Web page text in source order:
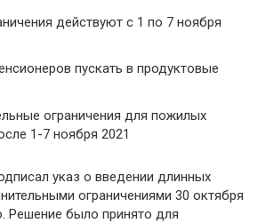
действуют с 1 по 7 ноября
пускать в продуктовые
ограничения для пожилых
1-7 ноября 2021
указ о введении длинных
ограничениями 30 октября
Решение было принято для